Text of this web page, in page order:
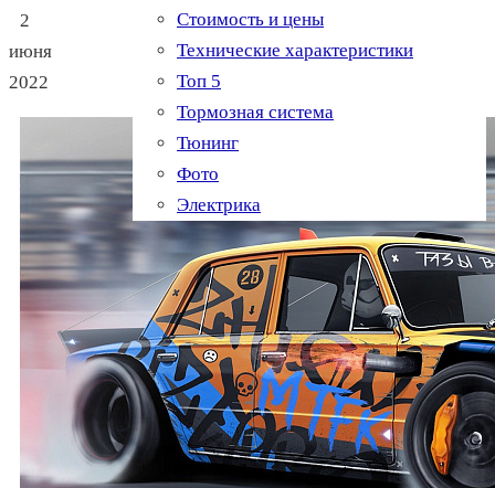
2
июня
2022
Стоимость и цены
Технические характеристики
Топ 5
Тормозная система
Тюнинг
Фото
Электрика